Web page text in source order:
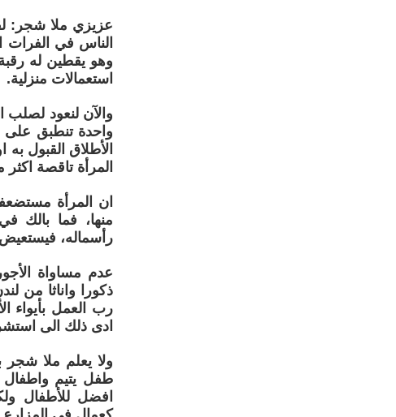
عزيزي ملا شجر:
الناس في
وهو يقطين له
استعمالات منزلية.
والآن لنعود لصلب
واحدة تنطبق على
الأطلاق القبول
المرأة تاقصة
ان المرأة
منها، فما بالك
رأسماله،
عدم مساواة
ذكورا واناثا من
رب العمل بأيواء
ادى ذلك الى
طفل يتيم واطفال
افضل للأطفال